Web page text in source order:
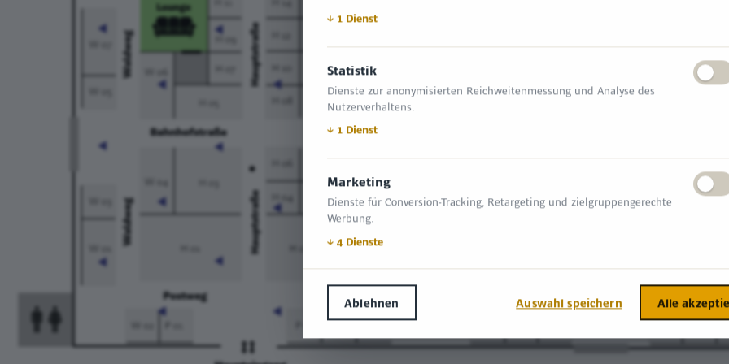
↓ 1 Dienst
Statistik
Dienste zur anonymisierten Reichweitenmessung und Analyse des
Nutzerverhaltens.
↓ 1 Dienst
Marketing
Dienste für Conversion-Tracking, Retargeting und zielgruppengerechte
Werbung.
↓ 4 Dienste
Ablehnen Auswahl speichern Alle